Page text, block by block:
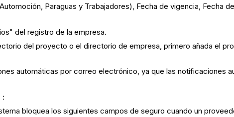
Paraguas y Trabajadores), Fecha de vigencia, Fecha
del registro de la empresa.
del proyecto o el directorio de empresa, primero añada el
automáticas por correo electrónico, ya que las notificaciones
:
bloquea los siguientes campos de seguro cuando un